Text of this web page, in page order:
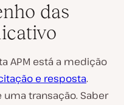
das
APM está a medição
e resposta.
transação. Saber